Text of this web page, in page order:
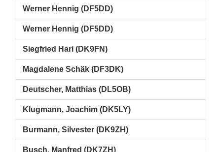
Werner Hennig (DF5DD)
Werner Hennig (DF5DD)
Siegfried Hari (DK9FN)
Magdalene Schäk (DF3DK)
Deutscher, Matthias (DL5OB)
Klugmann, Joachim (DK5LY)
Burmann, Silvester (DK9ZH)
Busch, Manfred (DK7ZH)